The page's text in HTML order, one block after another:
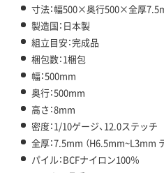
寸法：幅500×奥行500×全厚
製造国：日本製
組立目安：完成品
梱包数：1梱包
幅：500mm
奥行：500mm
高さ：8mm
密度：1/10ゲージ、12.0ステッチ
全厚：7.5mm （H6.5mm~L3mm
パイル：BCFナイロン100％